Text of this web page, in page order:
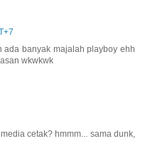
banyak majalah playboy ehh
wkwkwk
cetak? hmmm... sama dunk,